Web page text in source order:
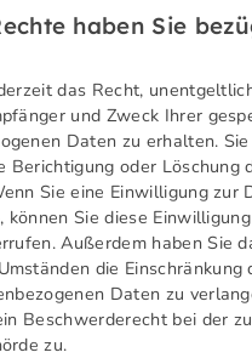
haben Sie
das Recht,
und Zweck Ihrer
Daten zu erhalten.
Berichtigung oder Löschung
Sie eine Einwilligung zur
können Sie diese
Außerdem haben Sie
die Einschränkung
Daten zu
Beschwerderecht bei der
zu.